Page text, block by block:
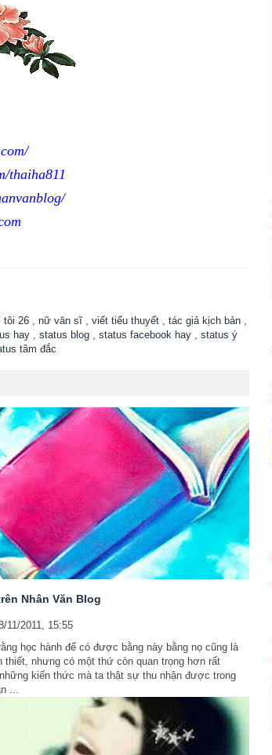
thaiha811
tôi 26 , nữ văn sĩ , viết tiểu thuyết , tác giả kịch bản ,
hay , status blog , status facebook hay , status ý
tâm đắc
Nhân Văn Blog
11/2011, 15:55
học hành để có được bằng này bằng nọ cũng là
thiết, nhưng có một thứ còn quan trọng hơn rất
kiến thức mà ta thật sự thu nhận được trong
...